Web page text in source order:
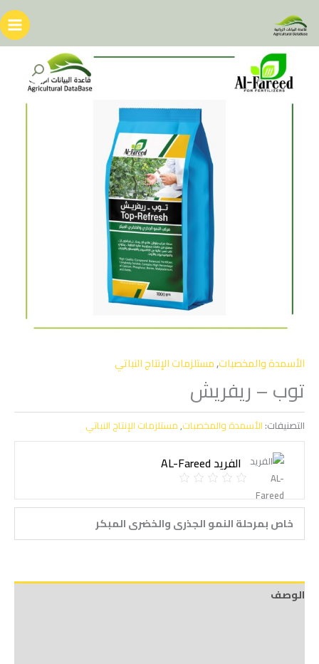
المحتوى
الأسمدة والمخصبات,مستلزمات الإنتاج النباتي
توب – ريفريش
التصنيفات: الأسمدة والمخصبات,مستلزمات الإنتاج النباتي
الفريد AL-Fareed
خاص بمرحلة النمو الجذرى والخضرى المبكر
الوصف